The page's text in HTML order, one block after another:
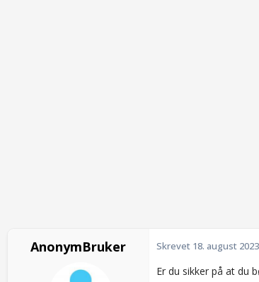
AnonymBruker Skrevet 18. august 2023
Er du sikker på at du